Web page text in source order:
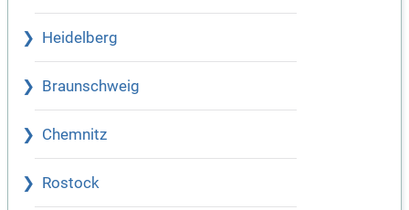
Heidelberg
Braunschweig
Chemnitz
Rostock